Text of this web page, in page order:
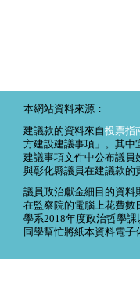
本網站資料來源：
建議款的資料來自投票指
方建設建議事項」。其中
建議事項文件中公布議員
與彰化縣議員在建議款的
議員政治獻金細目的資料
在監察院的電腦上花費數
學系2018年度政治哲學
同學幫忙將紙本資料電子